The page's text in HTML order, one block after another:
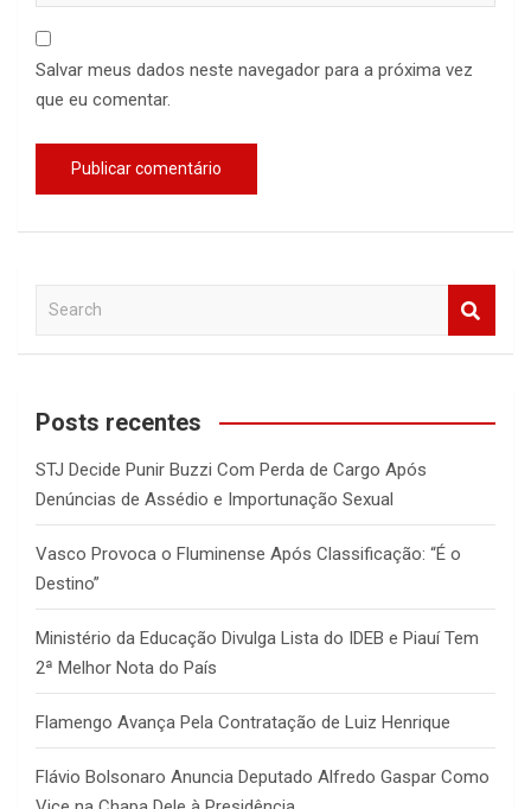
Salvar meus dados neste navegador para a próxima vez
que eu comentar.
a
c
Posts recentes
STJ Decide Punir Buzzi Com Perda de Cargo Após
Denúncias de Assédio e Importunação Sexual
Vasco Provoca o Fluminense Após Classificação: “É o
Destino”
Ministério da Educação Divulga Lista do IDEB e Piauí Tem
2ª Melhor Nota do País
Flamengo Avança Pela Contratação de Luiz Henrique
Flávio Bolsonaro Anuncia Deputado Alfredo Gaspar Como